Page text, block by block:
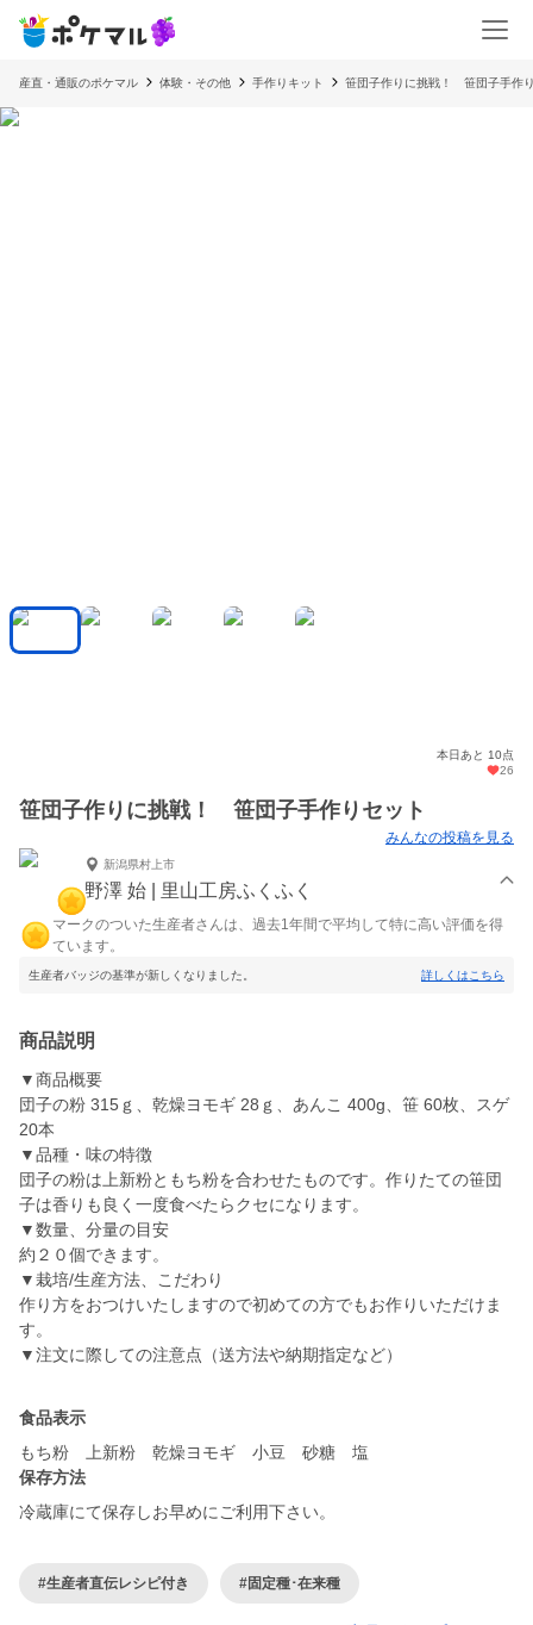
産直・通販のポケマル 体験・その他 手作りキット 笹団子作りに挑戦！ 笹団子手作
本日あと 10点
26
笹団子作りに挑戦！ 笹団子手作りセット
みんなの投稿を見る
新潟県村上市
野澤 始 | 里山工房ふくふく
マークのついた生産者さんは、過去1年間で平均して特に高い評価を得
ています。
生産者バッジの基準が新しくなりました。 詳しくはこちら
商品説明
▼商品概要
団子の粉 315ｇ、乾燥ヨモギ 28ｇ、あんこ 400g、笹 60枚、スゲ
20本
▼品種・味の特徴
団子の粉は上新粉ともち粉を合わせたものです。作りたての笹団
子は香りも良く一度食べたらクセになります。
▼数量、分量の目安
約２０個できます。
▼栽培/生産方法、こだわり
作り方をおつけいたしますので初めての方でもお作りいただけま
す。
▼注文に際しての注意点（送方法や納期指定など）
食品表示
もち粉 上新粉 乾燥ヨモギ 小豆 砂糖 塩
保存方法
冷蔵庫にて保存しお早めにご利用下さい。
#生産者直伝レシピ付き #固定種･在来種